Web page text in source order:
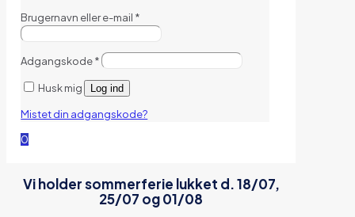
Brugernavn eller e-mail *
Adgangskode*
Husk mig Log ind
Mistet din adgangskode?
0
Vi holder sommerferie lukket d. 18/07,
25/07 og 01/08